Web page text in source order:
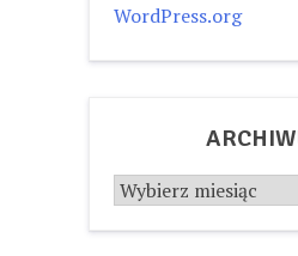
WordPress.org
Archiwum